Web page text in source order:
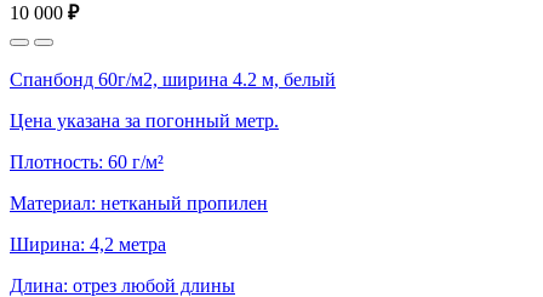
10 000 ₽
Спанбонд 60г/м2, ширина 4.2 м, белый
Цена указана за погонный метр.
Плотность: 60 г/м²
Материал: нетканый пропилен
Ширина: 4,2 метра
Длина: отрез любой длины